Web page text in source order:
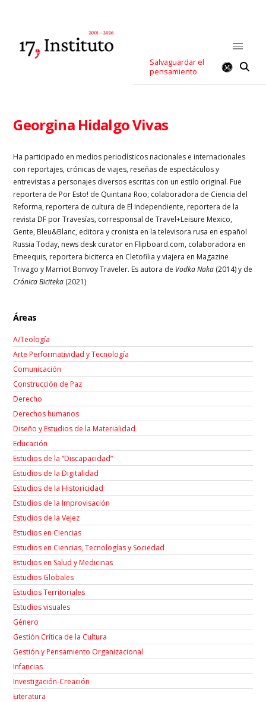
Salvaguardar el
pensamiento
Georgina Hidalgo Vivas
Ha participado en medios periodísticos nacionales e internacionales
con reportajes, crónicas de viajes, reseñas de espectáculos y
entrevistas a personajes diversos escritas con un estilo original. Fue
reportera de Por Esto! de Quintana Roo, colaboradora de Ciencia del
Reforma, reportera de cultura de El Independiente, reportera de la
revista DF por Travesías, corresponsal de Travel+Leisure Mexico,
Gente, Bleu&Blanc, editora y cronista en la televisora rusa en español
Russia Today, news desk curator en Flipboard.com, colaboradora en
Emeequis, reportera biciterca en Cletofilia y viajera en Magazine
Trivago y Marriot Bonvoy Traveler. Es autora de Vodka Naka (2014) y de
Crónica Biciteka (2021)
Áreas
A/Teología
Arte Performatividad y Tecnología
Comunicación
Construcción de Paz
Derecho
Derechos humanos
Diseño y Estudios de la Materialidad
Educación
Estudios de la “Discapacidad”
Estudios de la Digitalidad
Estudios de la Historicidad
Estudios de la Improvisación
Estudios de la Vejez
Estudios en Ciencias
Estudios en Ciencias, Tecnologías y Sociedad
Estudios en Salud y Medicinas
Estudios Globales
Estudios Territoriales
Estudios visuales
Género
Gestión Crítica de la Cultura
Gestión y Pensamiento Organizacional
Infancias
Investigación-Creación
Łiteratura